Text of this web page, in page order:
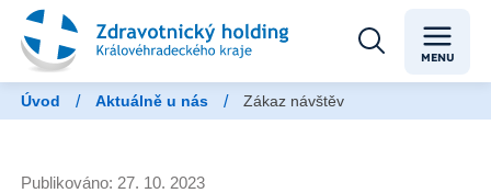
MENU
Úvod / Aktuálně u nás / Zákaz návštěv
Publikováno: 27. 10. 2023